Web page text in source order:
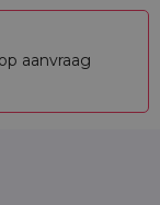
aanvraag